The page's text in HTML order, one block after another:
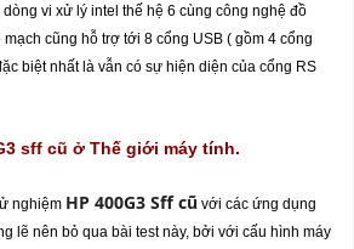
vi xử lý intel thế hệ 6 cùng công nghệ đồ
cũng hỗ trợ tới 8 cổng USB ( gồm 4 cổng
biệt nhất là vẫn có sự hiện diện của cổng RS
sff cũ ở Thế giới máy tính.
nghiệm HP 400G3 Sff cũ với các ứng dụng
lẽ nên bỏ qua bài test này, bởi với cấu hình máy